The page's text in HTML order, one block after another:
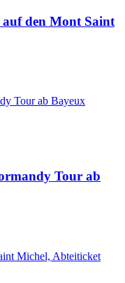
den Mont Saint
Tour ab